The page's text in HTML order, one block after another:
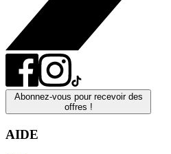
Abonnez-vous pour recevoir des
offres !
AIDE